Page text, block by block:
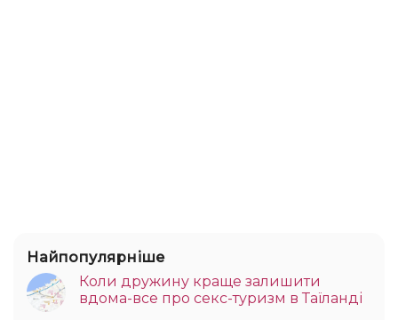
Найпопулярніше
Коли дружину краще залишити
вдома-все про секс-туризм в Таїланді